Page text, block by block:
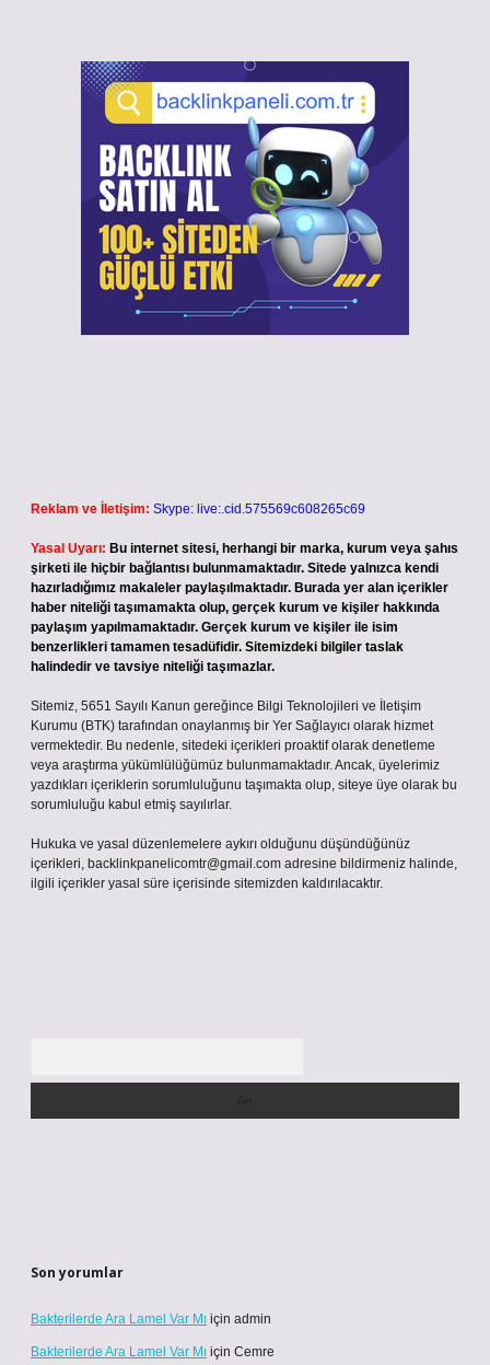
Reklam ve İletişim: Skype: live:.cid.575569c608265c69
Yasal Uyarı: Bu internet sitesi, herhangi bir marka, kurum veya şahıs
şirketi ile hiçbir bağlantısı bulunmamaktadır. Sitede yalnızca kendi
hazırladığımız makaleler paylaşılmaktadır. Burada yer alan içerikler
haber niteliği taşımamakta olup, gerçek kurum ve kişiler hakkında
paylaşım yapılmamaktadır. Gerçek kurum ve kişiler ile isim
benzerlikleri tamamen tesadüfidir. Sitemizdeki bilgiler taslak
halindedir ve tavsiye niteliği taşımazlar.
Sitemiz, 5651 Sayılı Kanun gereğince Bilgi Teknolojileri ve İletişim
Kurumu (BTK) tarafından onaylanmış bir Yer Sağlayıcı olarak hizmet
vermektedir. Bu nedenle, sitedeki içerikleri proaktif olarak denetleme
veya araştırma yükümlülüğümüz bulunmamaktadır. Ancak, üyelerimiz
yazdıkları içeriklerin sorumluluğunu taşımakta olup, siteye üye olarak bu
sorumluluğu kabul etmiş sayılırlar.
Hukuka ve yasal düzenlemelere aykırı olduğunu düşündüğünüz
içerikleri, backlinkpanelicomtr@gmail.com adresine bildirmeniz halinde,
ilgili içerikler yasal süre içerisinde sitemizden kaldırılacaktır.
Son yorumlar
Bakterilerde Ara Lamel Var Mı için admin
Bakterilerde Ara Lamel Var Mı için Cemre